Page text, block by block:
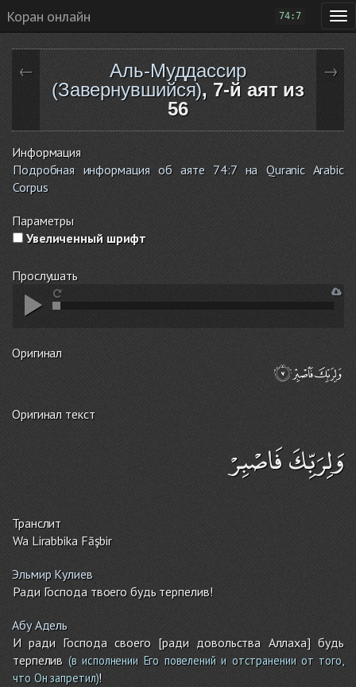
Коран онлайн 74:7
←
Аль-Муддассир
(Завернувшийся), 7-й аят из
56
→
Информация
Подробная информация об аяте 74:7 на Quranic Arabic
Corpus
Параметры
Увеличенный шрифт
Прослушать
Оригинал
Оригинал текст
وَلِرَبِّكَ فَاصْبِرْ
Транслит
Wa Lirabbika Fāşbir
Эльмир Кулиев
Ради Господа твоего будь терпелив!
Абу Адель
И ради Господа своего [ради довольства Аллаха] будь
терпелив (в исполнении Его повелений и отстранении от того,
что Он запретил)!